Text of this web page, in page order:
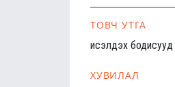
ТОВЧ УТГА
исэлдэх бодисууд
ХУВИЛАЛ